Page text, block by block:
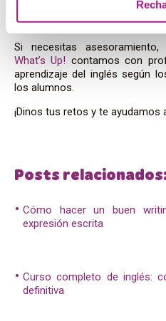
Como ves, ya tardas en
plan.
Si necesitas
What’s Up! contamos con
aprendizaje del inglés según
los alumnos.
¡Dinos tus retos y te ayudamos
Posts
Cómo hacer un buen
expresión escrita
Curso completo de inglés:
definitiva